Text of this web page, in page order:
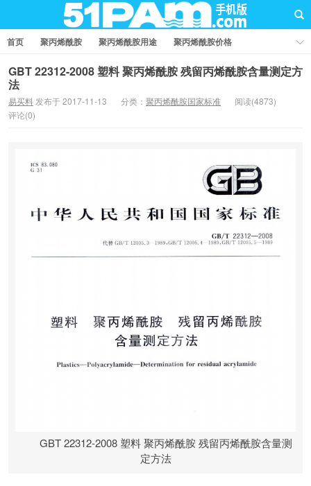
首页 聚丙烯酰胺 聚丙烯酰胺用途
聚丙烯酰胺价格
聚丙烯酰胺厂家
聚丙烯酰胺知识
聚丙烯酰胺国家标准
业界资讯
GBT 22312-2008 塑料 聚丙烯酰胺 残留丙烯酰胺含量测定方
法
易买料 发布于 2017-11-13 分类： 聚丙烯酰胺国家标准
阅读(4873)
评论(0)
GBT 22312-2008 塑料 聚丙烯酰胺 残留丙烯酰胺含量测
定方法